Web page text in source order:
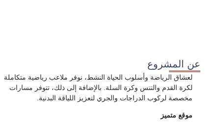
عن المشروع
لعشاق الرياضة وأسلوب الحياة النشط، نوفر ملاعب رياضية متكاملة
لكرة القدم والتنس وكرة السلة. بالإضافة إلى ذلك، تتوفر مسارات
مخصصة لركوب الدراجات والجري لتعزيز اللياقة البدنية.
موقع متميز